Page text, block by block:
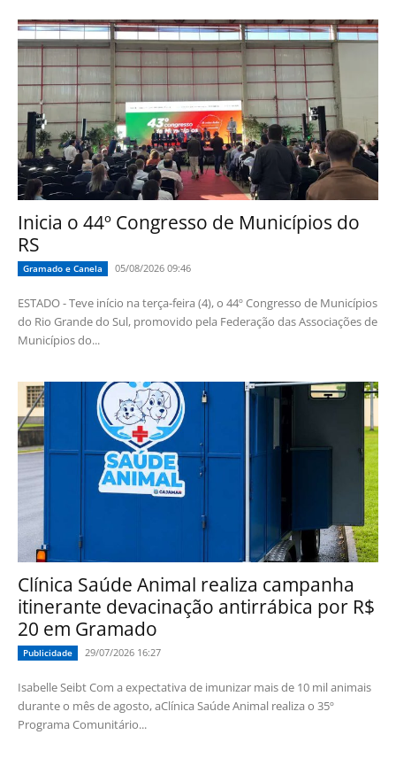
Inicia o 44º Congresso de Municípios do
RS
Gramado e Canela 05/08/2026 09:46
ESTADO - Teve início na terça-feira (4), o 44º Congresso de Municípios
do Rio Grande do Sul, promovido pela Federação das Associações de
Municípios do...
Clínica Saúde Animal realiza campanha
itinerante devacinação antirrábica por R$
20 em Gramado
Publicidade 29/07/2026 16:27
Isabelle Seibt Com a expectativa de imunizar mais de 10 mil animais
durante o mês de agosto, aClínica Saúde Animal realiza o 35º
Programa Comunitário...